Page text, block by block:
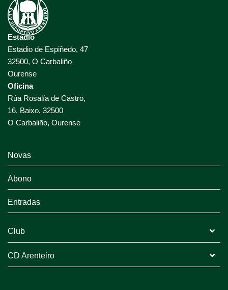
Estadio
Estadio de Espiñedo, 47
32500, O Carbaliño
Ourense
Oficina
Rúa Rosalía de Castro,
16, Baixo, 32500
O Carbaliño, Ourense
Novas
Abono
Entradas
Club
CD Arenteiro